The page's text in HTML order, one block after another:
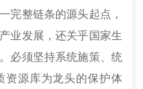
完整链条的源头起点，
业发展，还关乎国家生
必须坚持系统施策、统
资源库为龙头的保护体